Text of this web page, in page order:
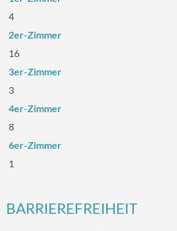
4
2er-Zimmer
16
3er-Zimmer
3
4er-Zimmer
8
6er-Zimmer
1
BARRIEREFREIHEIT